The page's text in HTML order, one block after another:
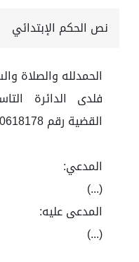
نص الحكم الإبتدائي
الحمدلله والصلاة
فلدى الدائرة
القضية رقم 4470618178 لعام 1444ه
المدعي:
(...)
المدعى عليه:
(...)